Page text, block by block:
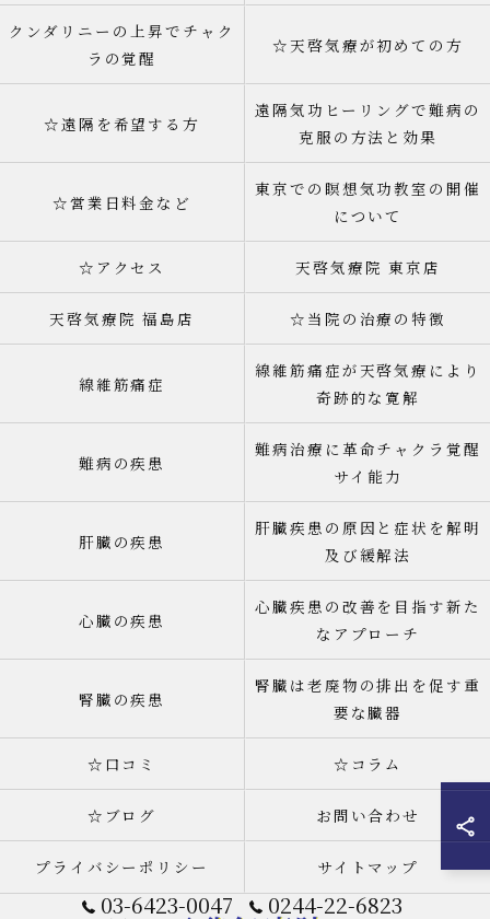
03-6423-0047 0244-22-6823
クンダリニーの上昇でチャク
ラの覚醒
☆天啓気療が初めての方
☆遠隔を希望する方
遠隔気功ヒーリングで難病の
克服の方法と効果
☆営業日料金など
東京での瞑想気功教室の開催
について
☆アクセス 天啓気療院 東京店
天啓気療院 福島店 ☆当院の治療の特徴
線維筋痛症
線維筋痛症が天啓気療により
奇跡的な寛解
難病の疾患
難病治療に革命チャクラ覚醒
サイ能力
肝臓の疾患
肝臓疾患の原因と症状を解明
及び緩解法
心臓の疾患
心臓疾患の改善を目指す新た
なアプローチ
腎臓の疾患
腎臓は老廃物の排出を促す重
要な臓器
☆口コミ ☆コラム
☆ブログ お問い合わせ
プライバシーポリシー サイトマップ